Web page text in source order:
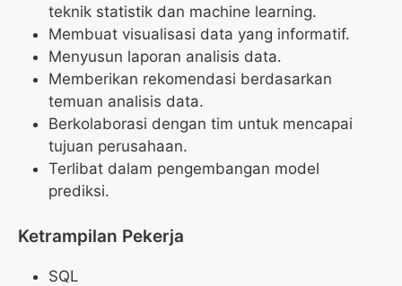
teknik statistik dan machine learning.
Membuat visualisasi data yang informatif.
Menyusun laporan analisis data.
Memberikan rekomendasi berdasarkan
temuan analisis data.
Berkolaborasi dengan tim untuk mencapai
tujuan perusahaan.
Terlibat dalam pengembangan model
prediksi.
Ketrampilan Pekerja
SQL